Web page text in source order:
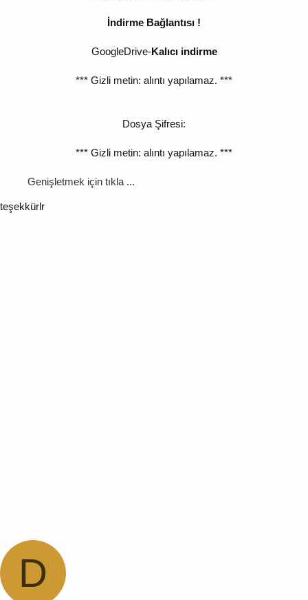
İndirme Bağlantısı !
GoogleDrive-Kalıcı indirme
*** Gizli metin: alıntı yapılamaz. ***
Dosya Şifresi:
*** Gizli metin: alıntı yapılamaz. ***
Genişletmek için tıkla ...
teşekkürlr
D